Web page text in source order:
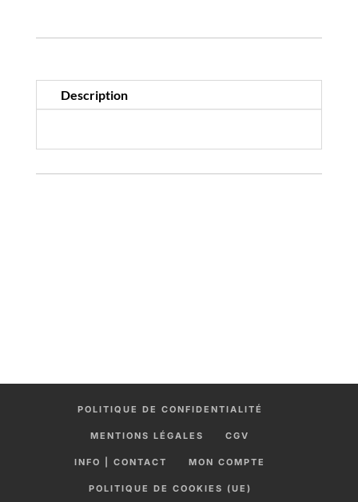
Description
POLITIQUE DE CONFIDENTIALITÉ
MENTIONS LÉGALES CGV
INFO | CONTACT MON COMPTE
POLITIQUE DE COOKIES (UE)